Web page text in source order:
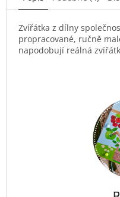
Zvířátka z dílny
propracované, ručně
napodobují reálná